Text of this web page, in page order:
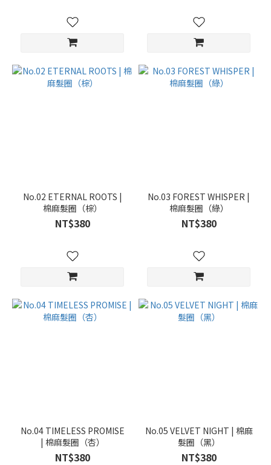
No.02 ETERNAL ROOTS |
棉麻髮圈（棕）
NT$380
No.03 FOREST WHISPER |
棉麻髮圈（綠）
NT$380
No.04 TIMELESS PROMISE
| 棉麻髮圈（杏）
NT$380
No.05 VELVET NIGHT | 棉麻
髮圈（黑）
NT$380